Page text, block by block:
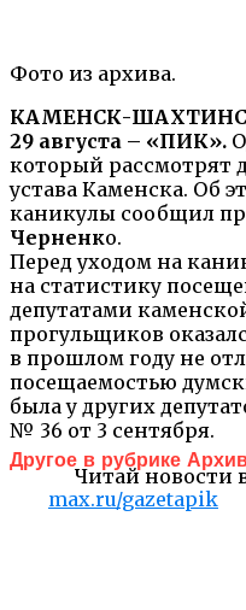
Фото из архива.
КАМЕНСК-
29 августа – «ПИК».
который рассмотрят
устава Каменска. Об
каникулы сообщил
Черненко.
Перед уходом на
на статистику
депутатами
прогульщиков
в прошлом году не
посещаемостью
была у других
№ 36 от 3 сентября.
Читай новости
max.ru/gazetapik
Другое в рубрике